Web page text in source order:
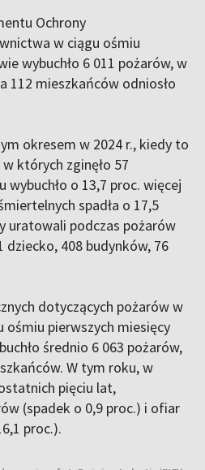
Ochrony
w ciągu ośmiu
wybuchło 6 011 pożarów, w
112 mieszkańców odniosło
okresem w 2024 r., kiedy to
których zginęło 57
o 13,7 proc. więcej
spadła o 17,5
uratowali podczas pożarów
408 budynków, 76
dotyczących pożarów w
ośmiu pierwszych miesięcy
średnio 6 063 pożarów,
W tym roku, w
pięciu lat,
(spadek o 0,9 proc.) i ofiar
proc.).